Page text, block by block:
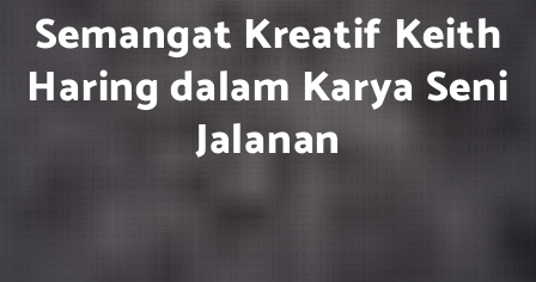
Semangat Kreatif Keith
Haring dalam Karya Seni
Jalanan